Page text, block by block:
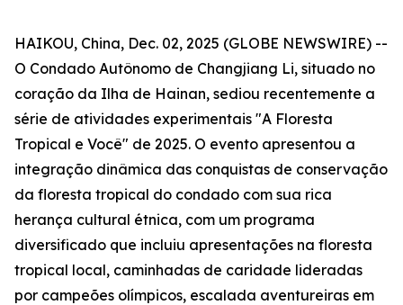
HAIKOU, China, Dec. 02, 2025 (GLOBE NEWSWIRE) --
O Condado Autônomo de Changjiang Li, situado no
coração da Ilha de Hainan, sediou recentemente a
série de atividades experimentais "A Floresta
Tropical e Você" de 2025. O evento apresentou a
integração dinâmica das conquistas de conservação
da floresta tropical do condado com sua rica
herança cultural étnica, com um programa
diversificado que incluiu apresentações na floresta
tropical local, caminhadas de caridade lideradas
por campeões olímpicos, escalada aventureiras em